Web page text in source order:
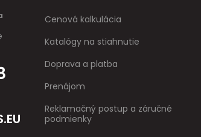
Cenová kalkulácia
Katalógy na stiahnutie
Doprava a platba
Prenájom
Reklamačný postup a záručné
podmienky